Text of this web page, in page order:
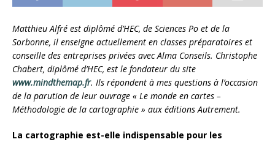
Matthieu Alfré est diplômé d’HEC, de Sciences Po et de la
Sorbonne, il enseigne actuellement en classes préparatoires et
conseille des entreprises privées avec Alma Conseils. Christophe
Chabert, diplômé d’HEC, est le fondateur du site
www.mindthemap.fr. Ils répondent à mes questions à l’occasion
de la parution de leur ouvrage « Le monde en cartes –
Méthodologie de la cartographie » aux éditions Autrement.
La cartographie est-elle indispensable pour les